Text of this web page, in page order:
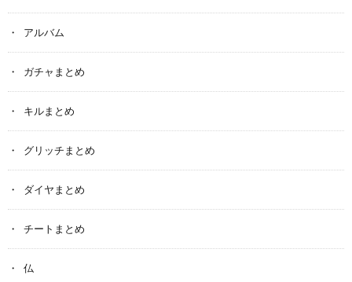
アルバム
ガチャまとめ
キルまとめ
グリッチまとめ
ダイヤまとめ
チートまとめ
仏